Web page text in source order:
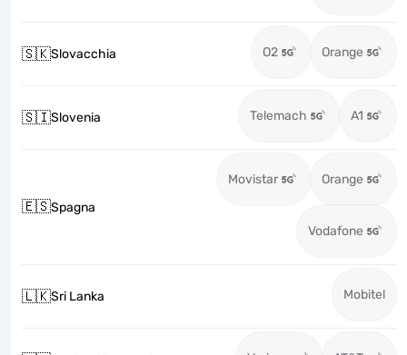
🇸🇰Slovacchia O2 Orange
🇸🇮Slovenia Telemach A1
🇪🇸Spagna
Movistar Orange
Vodafone
🇱🇰Sri Lanka Mobitel